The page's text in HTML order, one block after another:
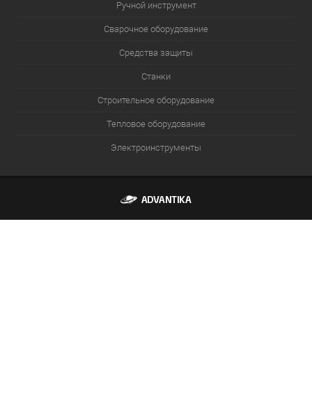
Ручной инструмент
Сварочное оборудование
Средства защиты
Станки
Строительное оборудование
Тепловое оборудование
Электроинструменты